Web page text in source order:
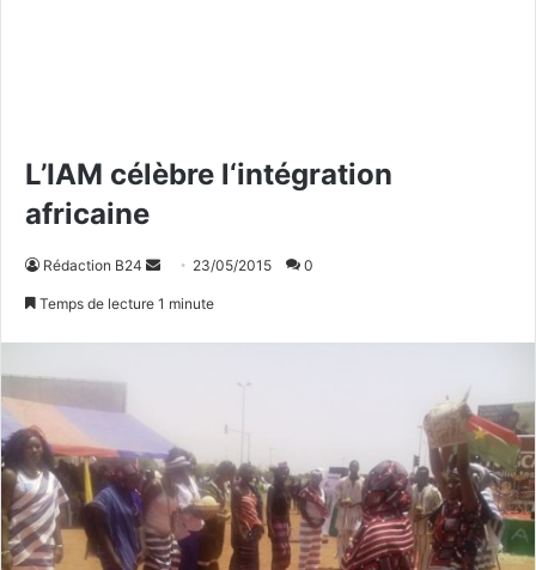
L’IAM célèbre l‘intégration
africaine
Rédaction B24
r
u
n
o
23/05/2015 0
Temps de lecture 1 minute